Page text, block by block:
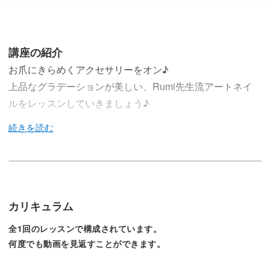
講座の紹介
お爪にきらめくアクセサリーをオン♪
上品なグラデーションが美しい、Rumi先生流アートネイ
ルをレッスンしていきましょう♪
ていきます♪
今回の岡本瑠美先生のアートネイルは、お爪全体が大粒の
カリキュラム
全1回のレッスンで構成されています。
何度でも動画を見返すことができます。